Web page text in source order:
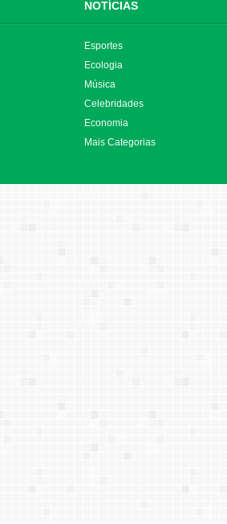
NOTÍCIAS
Esportes
Ecologia
Música
Celebridades
Economia
Mais Categorias